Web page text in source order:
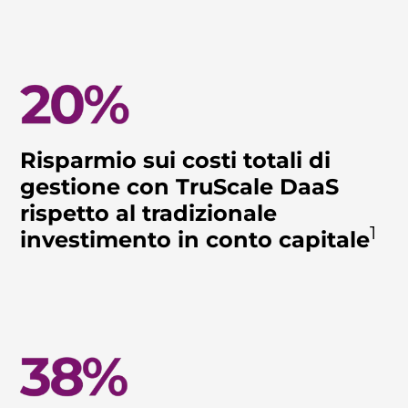
Risparmio sui costi totali di
gestione con TruScale DaaS
rispetto al tradizionale
investimento in conto capitale1